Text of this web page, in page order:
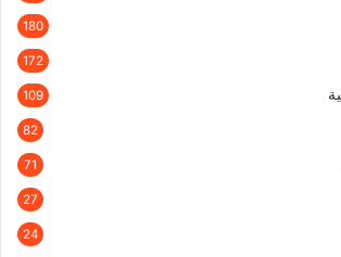
180
172
109
82
71
27
24